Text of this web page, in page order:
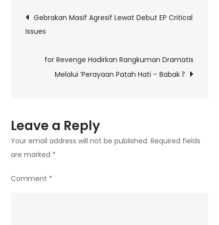
Masa
Paska
Apokalips
Post
navigation
Gebrakan Masif Agresif Lewat Debut EP Critical
Issues
for Revenge Hadirkan Rangkuman Dramatis
Melalui ‘Perayaan Patah Hati – Babak 1′
Leave a Reply
Your email address will not be published. Required fields
are marked *
Comment *